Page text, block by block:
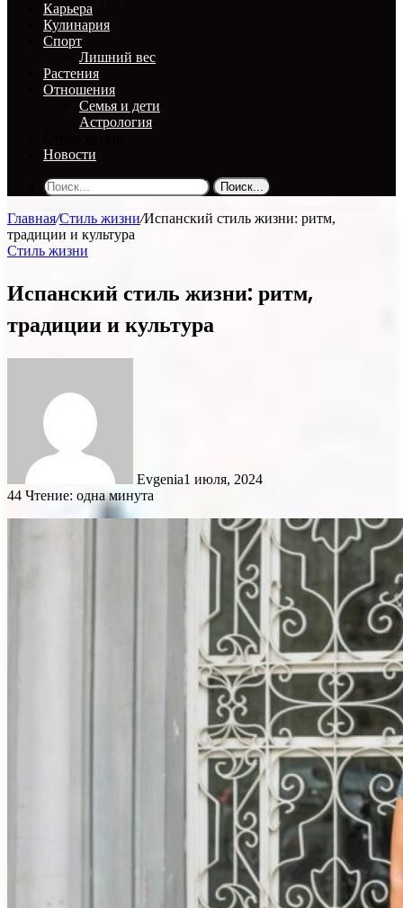
Карьера
Кулинария
Спорт
Лишний вес
Растения
Отношения
Семья и дети
Астрология
Новости
Поиск...
Главная/Стиль жизни/Испанский стиль жизни: ритм,
традиции и культура
Стиль жизни
Испанский стиль жизни: ритм,
традиции и культура
Evgenia1 июля, 2024
44 Чтение: одна минута